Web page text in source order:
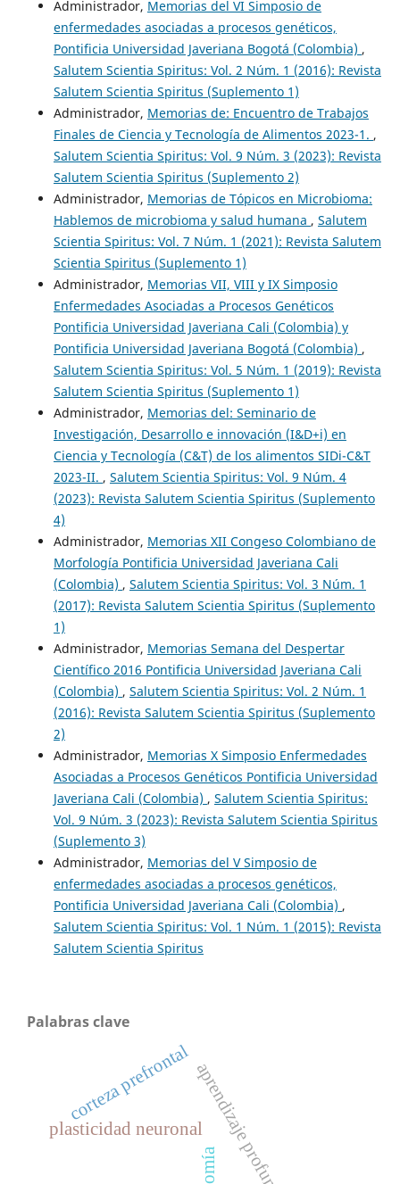
Administrador, Memorias del VI Simposio de
enfermedades asociadas a procesos genéticos,
Pontificia Universidad Javeriana Bogotá (Colombia) ,
Salutem Scientia Spiritus: Vol. 2 Núm. 1 (2016): Revista
Salutem Scientia Spiritus (Suplemento 1)
Administrador, Memorias de: Encuentro de Trabajos
Finales de Ciencia y Tecnología de Alimentos 2023-1. ,
Salutem Scientia Spiritus: Vol. 9 Núm. 3 (2023): Revista
Salutem Scientia Spiritus (Suplemento 2)
Administrador, Memorias de Tópicos en Microbioma:
Hablemos de microbioma y salud humana , Salutem
Scientia Spiritus: Vol. 7 Núm. 1 (2021): Revista Salutem
Scientia Spiritus (Suplemento 1)
Administrador, Memorias VII, VIII y IX Simposio
Enfermedades Asociadas a Procesos Genéticos
Pontificia Universidad Javeriana Cali (Colombia) y
Pontificia Universidad Javeriana Bogotá (Colombia) ,
Salutem Scientia Spiritus: Vol. 5 Núm. 1 (2019): Revista
Salutem Scientia Spiritus (Suplemento 1)
Administrador, Memorias del: Seminario de
Investigación, Desarrollo e innovación (I&D+i) en
Ciencia y Tecnología (C&T) de los alimentos SIDi-C&T
2023-II. , Salutem Scientia Spiritus: Vol. 9 Núm. 4
(2023): Revista Salutem Scientia Spiritus (Suplemento
4)
Administrador, Memorias XII Congeso Colombiano de
Morfología Pontificia Universidad Javeriana Cali
(Colombia) , Salutem Scientia Spiritus: Vol. 3 Núm. 1
(2017): Revista Salutem Scientia Spiritus (Suplemento
1)
Administrador, Memorias Semana del Despertar
Científico 2016 Pontificia Universidad Javeriana Cali
(Colombia) , Salutem Scientia Spiritus: Vol. 2 Núm. 1
(2016): Revista Salutem Scientia Spiritus (Suplemento
2)
Administrador, Memorias X Simposio Enfermedades
Asociadas a Procesos Genéticos Pontificia Universidad
Javeriana Cali (Colombia) , Salutem Scientia Spiritus:
Vol. 9 Núm. 3 (2023): Revista Salutem Scientia Spiritus
(Suplemento 3)
Administrador, Memorias del V Simposio de
enfermedades asociadas a procesos genéticos,
Pontificia Universidad Javeriana Cali (Colombia) ,
Salutem Scientia Spiritus: Vol. 1 Núm. 1 (2015): Revista
Salutem Scientia Spiritus
Palabras clave
aprendizaje profundo
corteza prefrontal
plasticidad neuronal